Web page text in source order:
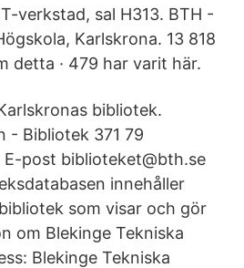
verkstad, sal H313. BTH -
Karlskrona. 13 818
detta · 479 har varit här.
bibliotek.
- Bibliotek 371 79
E-post biblioteket@bth.se
innehåller
som visar och gör
om Blekinge Tekniska
Blekinge Tekniska